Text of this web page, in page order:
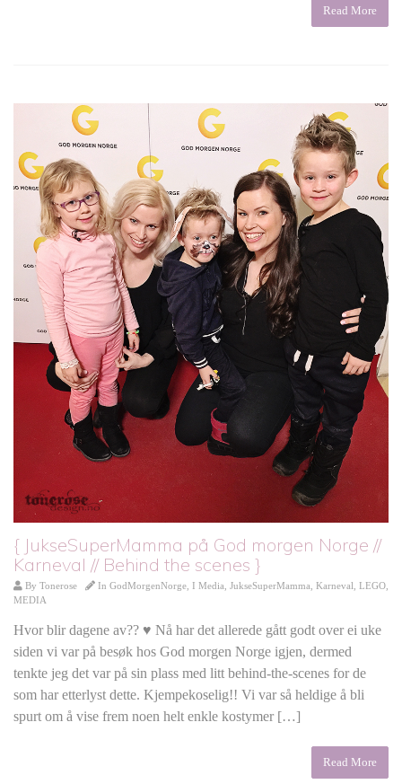
Read More
{ JukseSuperMamma på God morgen Norge //
Karneval // Behind the scenes }
By Tonerose In GodMorgenNorge I Media JukseSuperMamma Karneval LEGO
MEDIA
Hvor blir dagene av?? ♥ Nå har det allerede gått godt over ei uke
siden vi var på besøk hos God morgen Norge igjen, dermed
tenkte jeg det var på sin plass med litt behind-the-scenes for de
som har etterlyst dette. Kjempekoselig!! Vi var så heldige å bli
spurt om å vise frem noen helt enkle kostymer […]
Read More